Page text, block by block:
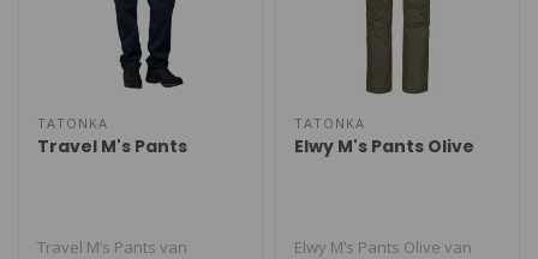
TATONKA
Travel M's Pants
Travel M’s Pants van
TATONKA
Elwy M's Pants Olive
Elwy M’s Pants Olive van